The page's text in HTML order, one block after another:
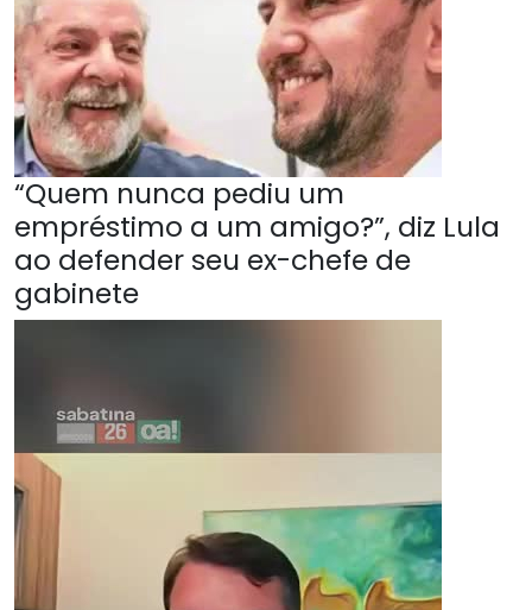
“Quem nunca pediu um
empréstimo a um amigo?”, diz Lula
ao defender seu ex-chefe de
gabinete